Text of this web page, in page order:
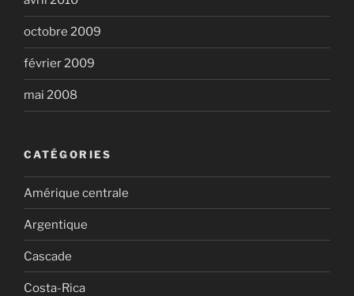
octobre 2009
février 2009
mai 2008
CATÉGORIES
Amérique centrale
Argentique
Cascade
Costa-Rica